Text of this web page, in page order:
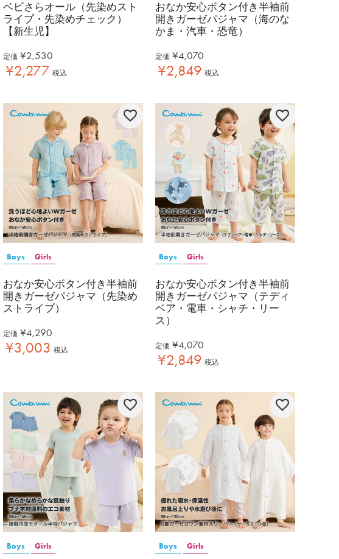
ベビさらオール（先染めスト
ライプ・先染めチェック）
【新生児】
定価 ¥2,530
¥2,277 税込
おなか安心ボタン付き半袖前
開きガーゼパジャマ（海のな
かま・汽車・恐竜）
定価 ¥4,070
¥2,849 税込
Boys Girls
おなか安心ボタン付き半袖前
開きガーゼパジャマ（先染め
ストライプ）
定価 ¥4,290
¥3,003 税込
Boys Girls
おなか安心ボタン付き半袖前
開きガーゼパジャマ（テディ
ベア・電車・シャチ・リー
ス）
定価 ¥4,070
¥2,849 税込
Boys Girls Boys Girls